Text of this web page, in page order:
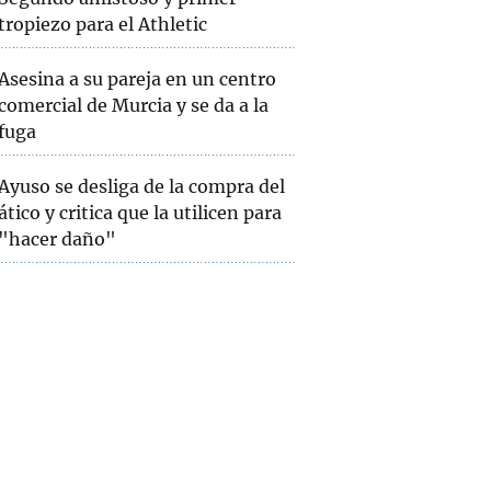
para el Athletic
a su pareja en un centro
de Murcia y se da a la
se desliga de la compra del
y critica que la utilicen para
"hacer daño"